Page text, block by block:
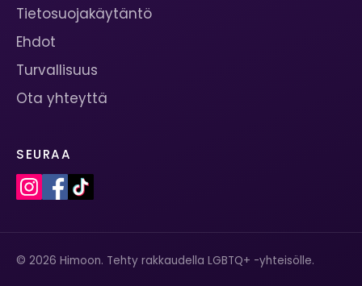
Tietosuojakäytäntö
Ehdot
Turvallisuus
Ota yhteyttä
SEURAA
© 2026 Himoon. Tehty rakkaudella LGBTQ+ -yhteisölle.